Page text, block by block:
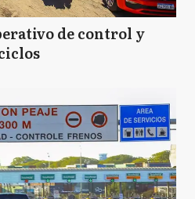
de control y